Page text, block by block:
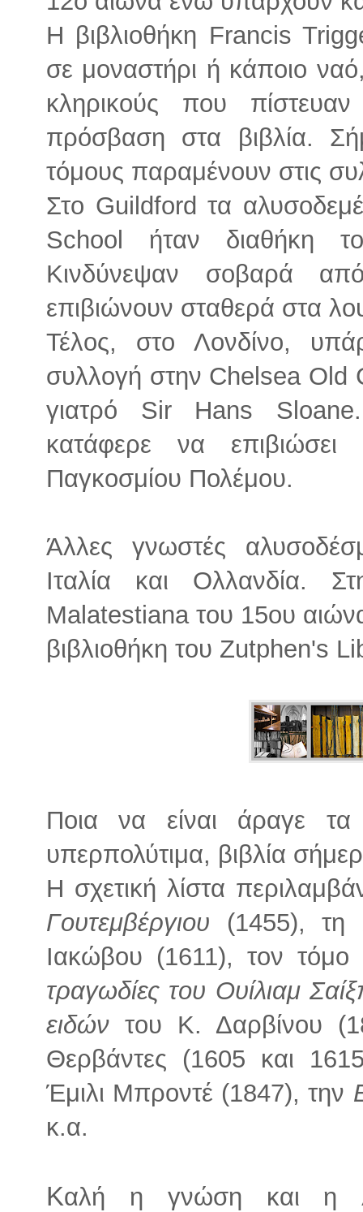
Η βιβλιοθήκη Francis
σε μοναστήρι ή κάποιο
κληρικούς που
πρόσβαση στα βιβλία.
τόμους παραμένουν στις
Στο Guildford τα
School ήταν διαθήκη
Κινδύνεψαν σοβαρά
επιβιώνουν σταθερά στα
Τέλος, στο Λονδίνο,
συλλογή στην Chelsea
γιατρό Sir Hans
κατάφερε να
Παγκοσμίου Πολέμου.
Άλλες γνωστές
Ιταλία και Ολλανδία.
Malatestiana του 15ου
βιβλιοθήκη του Zutphen's
Ποια να είναι άραγε
υπερπολύτιμα, βιβλία
Η σχετική λίστα
Γουτεμβέργιου (1455), τη
Ιακώβου (1611), τον
τραγωδίες του Ουίλιαμ
ειδών του Κ. Δαρβίνου
Θερβάντες (1605 και
Έμιλι Μπροντέ (1847), την
κ.α.
Καλή η γνώση και η